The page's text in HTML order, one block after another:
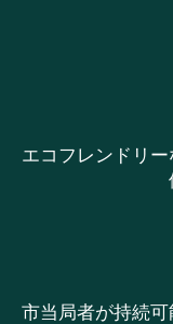
エコフレンドリ
市当局者が持続